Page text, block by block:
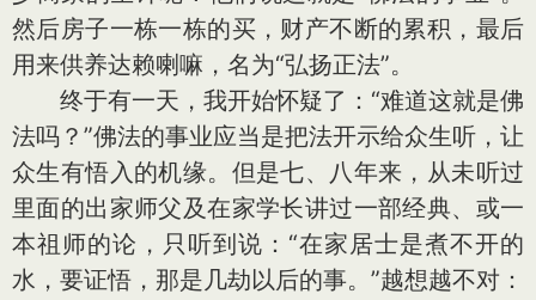
然后房子一栋一栋的买，财产不断的累积，最后
用来供养达赖喇嘛，名为“弘扬正法”。
终于有一天，我开始怀疑了：“难道这就是佛
法吗？”佛法的事业应当是把法开示给众生听，让
众生有悟入的机缘。但是七、八年来，从未听过
里面的出家师父及在家学长讲过一部经典、或一
本祖师的论，只听到说：“在家居士是煮不开的
水，要证悟，那是几劫以后的事。”越想越不对：